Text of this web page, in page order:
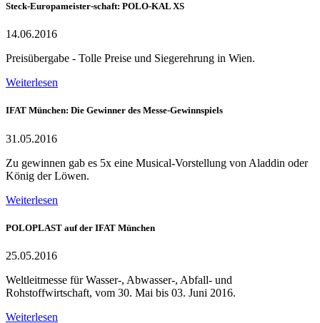
Steck-Europameister-schaft: POLO-KAL XS
14.06.2016
Preisübergabe - Tolle Preise und Siegerehrung in Wien.
Weiterlesen
IFAT München: Die Gewinner des Messe-Gewinnspiels
31.05.2016
Zu gewinnen gab es 5x eine Musical-Vorstellung von Aladdin oder
König der Löwen.
Weiterlesen
POLOPLAST auf der IFAT München
25.05.2016
Weltleitmesse für Wasser-, Abwasser-, Abfall- und
Rohstoffwirtschaft, vom 30. Mai bis 03. Juni 2016.
Weiterlesen